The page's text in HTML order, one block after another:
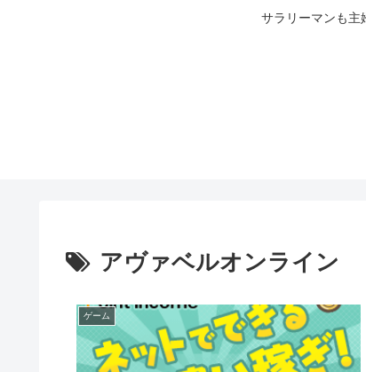
サラリーマンも主
アヴァベルオンライン
ゲーム